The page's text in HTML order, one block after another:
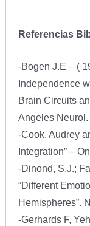
Referencias
-Bogen J.E – (
Independence
Brain Circuits
Angeles Neurol.
-Cook, Audrey
Integration” –
-Dinond, S.J.;
“Different
Hemispheres”.
-Gerhards F,